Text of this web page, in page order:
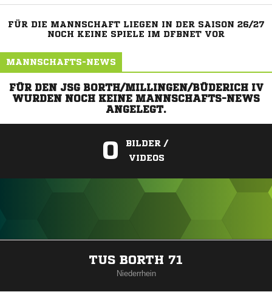
FÜR DIE MANNSCHAFT LIEGEN IN DER SAISON 26/27
NOCH KEINE SPIELE IM DFBNET VOR
MANNSCHAFTS-NEWS
FÜR DEN JSG BORTH/MILLINGEN/BÜDERICH IV
WURDEN NOCH KEINE MANNSCHAFTS-NEWS
ANGELEGT.
0
BILDER /
VIDEOS
TUS BORTH 71
Niederrhein